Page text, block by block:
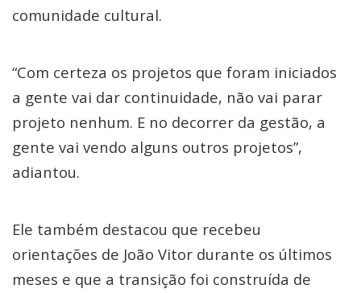
comunidade cultural.
“Com certeza os projetos que foram iniciados
a gente vai dar continuidade, não vai parar
projeto nenhum. E no decorrer da gestão, a
gente vai vendo alguns outros projetos”,
adiantou.
Ele também destacou que recebeu
orientações de João Vitor durante os últimos
meses e que a transição foi construída de